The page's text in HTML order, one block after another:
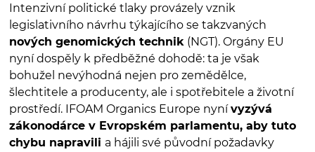
Intenzivní politické tlaky provázely vznik
legislativního návrhu týkajícího se takzvaných
nových genomických technik (NGT). Orgány EU
nyní dospěly k předběžné dohodě: ta je však
bohužel nevýhodná nejen pro zemědělce,
šlechtitele a producenty, ale i spotřebitele a životní
prostředí. IFOAM Organics Europe nynívyzývá
zákonodárce v Evropském parlamentu, aby tuto
chybu napravili a hájili své původní požadavky